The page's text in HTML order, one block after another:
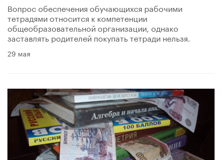
Вопрос обеспечения обучающихся рабочими
тетрадями относится к компетенции
общеобразовательной организации, однако
заставлять родителей покупать тетради нельзя.
29 мая